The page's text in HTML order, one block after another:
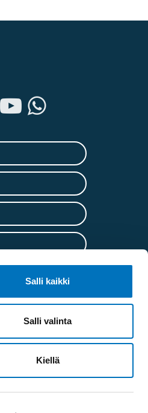
Salli kaikki
Salli valinta
Kiellä